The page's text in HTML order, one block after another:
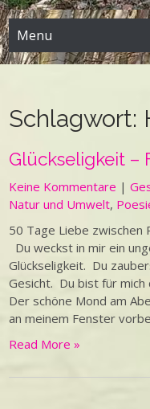
Menu
Schlagwort:
Glückseligkeit –
Keine Kommentare |
Natur und Umwelt,
50 Tage Liebe
Du weckst in mir ein
Glückseligkeit. Du
Gesicht. Du bist für mich
Der schöne Mond am
an meinem Fenster
Read More »